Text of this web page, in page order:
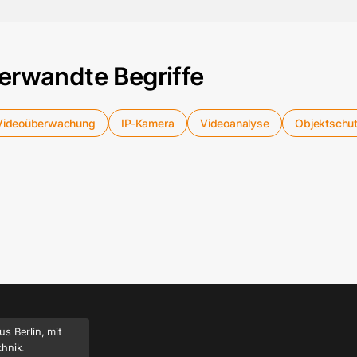
Begriffe
IP-Kamera Videoanalyse
Berlin, mit